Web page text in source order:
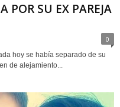
POR SU EX PAREJA
0
hoy se había separado de su
de alejamiento...